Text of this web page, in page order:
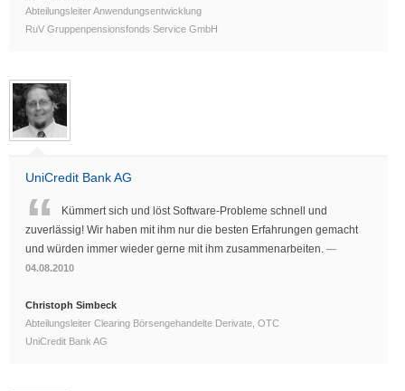
Abteilungsleiter Anwendungsentwicklung
RuV Gruppenpensionsfonds Service GmbH
UniCredit Bank AG
Kümmert sich und löst Software-Probleme schnell und
zuverlässig! Wir haben mit ihm nur die besten Erfahrungen gemacht
und würden immer wieder gerne mit ihm zusammenarbeiten.
04.08.2010
Christoph Simbeck
Abteilungsleiter Clearing Börsengehandelte Derivate, OTC
UniCredit Bank AG